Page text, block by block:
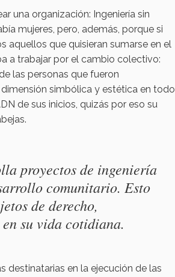
una organización: Ingeniería sin
mujeres, pero, además, porque si
aquellos que quisieran sumarse en el
a trabajar por el cambio colectivo:
las personas que fueron
simbólica y estética en todo
de sus inicios, quizás por eso su
proyectos de ingeniería
comunitario. Esto
de derecho,
su vida cotidiana.
destinatarias en la ejecución de las